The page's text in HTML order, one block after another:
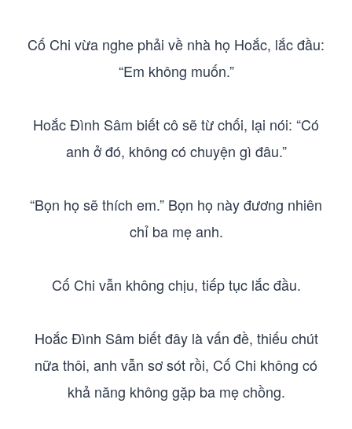
Cố Chi vừa nghe phải về nhà họ Hoắc, lắc đầu:
“Em không muốn.”
Hoắc Đình Sâm biết cô sẽ từ chối, lại nói: “Có
anh ở đó, không có chuyện gì đâu.”
“Bọn họ sẽ thích em.” Bọn họ này đương nhiên
chỉ ba mẹ anh.
Cố Chi vẫn không chịu, tiếp tục lắc đầu.
Hoắc Đình Sâm biết đây là vấn đề, thiếu chút
nữa thôi, anh vẫn sơ sót rồi, Cố Chi không có
khả năng không gặp ba mẹ chồng.